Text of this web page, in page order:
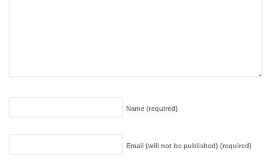
Name (required)
Email (will not be published) (required)